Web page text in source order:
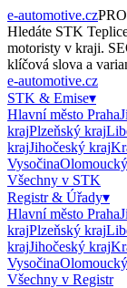
e-automotive.cz
Hledáte STK
motoristy v kraji.
klíčová slova a
e-automotive.cz
STK & Emise▾
Hlavní město Praha
krajPlzeňský kraj
krajJihočeský kraj
Vysočina
Všechny v STK
Registr & Úřady▾
Hlavní město Praha
krajPlzeňský kraj
krajJihočeský kraj
Vysočina
Všechny v Registr